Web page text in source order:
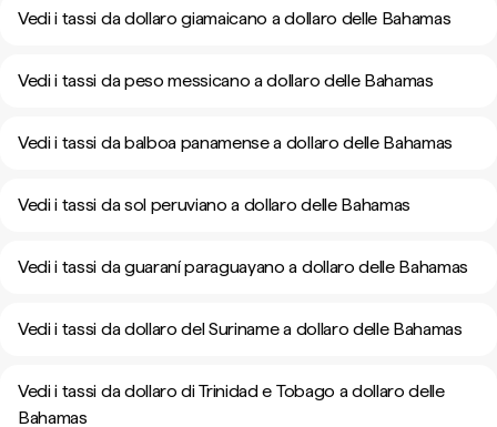
Vedi i tassi da dollaro giamaicano a dollaro delle Bahamas
Vedi i tassi da peso messicano a dollaro delle Bahamas
Vedi i tassi da balboa panamense a dollaro delle Bahamas
Vedi i tassi da sol peruviano a dollaro delle Bahamas
Vedi i tassi da guaraní paraguayano a dollaro delle Bahamas
Vedi i tassi da dollaro del Suriname a dollaro delle Bahamas
Vedi i tassi da dollaro di Trinidad e Tobago a dollaro delle
Bahamas